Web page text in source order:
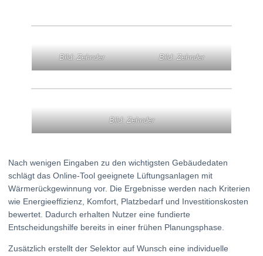
Bild: Zehnder Bild: Zehnder
Bild: Zehnder
Nach wenigen Eingaben zu den wichtigsten Gebäudedaten
schlägt das Online-Tool geeignete Lüftungsanlagen mit
Wärmerückgewinnung vor. Die Ergebnisse werden nach Kriterien
wie Energieeffizienz, Komfort, Platzbedarf und Investitionskosten
bewertet. Dadurch erhalten Nutzer eine fundierte
Entscheidungshilfe bereits in einer frühen Planungsphase.
Zusätzlich erstellt der Selektor auf Wunsch eine individuelle